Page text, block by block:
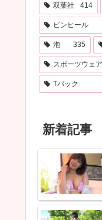
双葉社 414
ピンヒール
泡 335
スポーツウェア
Tバック
新着記事